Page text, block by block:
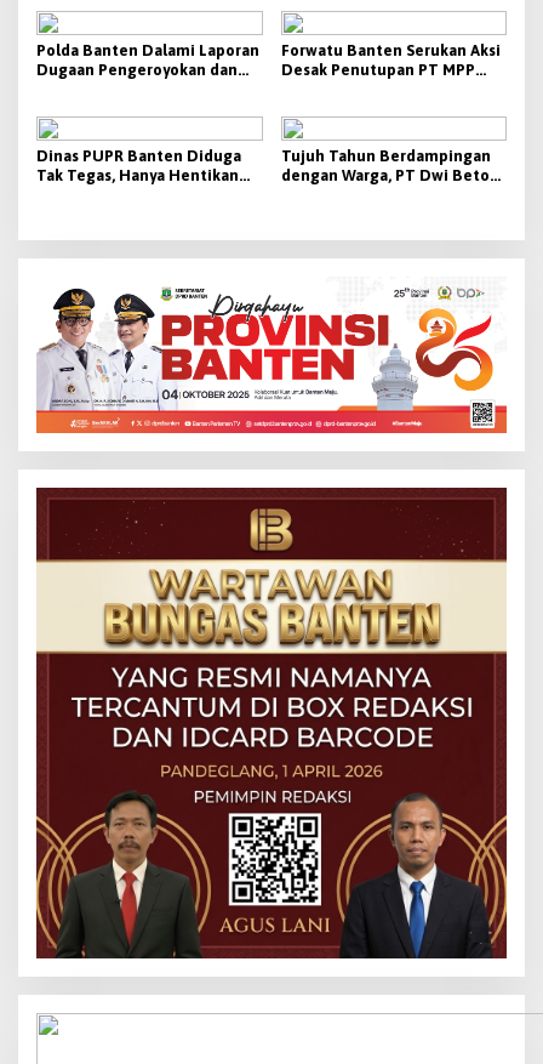
Polda Banten Dalami Laporan
Dugaan Pengeroyokan dan
Investigation
Forwatu Banten Serukan Aksi
Desak Penutupan PT MPP
Dinas PUPR Banten Diduga
Tak Tegas, Hanya Hentikan
Tujuh Tahun Berdampingan
dengan Warga, PT Dwi Beton